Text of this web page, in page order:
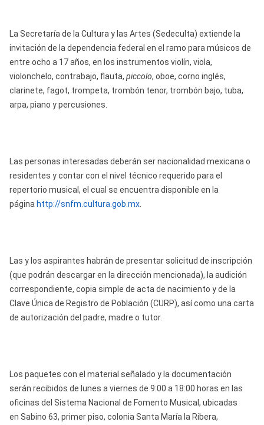
La Secretaría de la Cultura y las Artes (Sedeculta) extiende la
invitación de la dependencia federal en el ramo para músicos de
entre ocho a 17 años, en los instrumentos violín, viola,
violonchelo, contrabajo, flauta, piccolo, oboe, corno inglés,
clarinete, fagot, trompeta, trombón tenor, trombón bajo, tuba,
arpa, piano y percusiones.
Las personas interesadas deberán ser nacionalidad mexicana o
residentes y contar con el nivel técnico requerido para el
repertorio musical, el cual se encuentra disponible en la
página http://snfm.cultura.gob.mx.
Las y los aspirantes habrán de presentar solicitud de inscripción
(que podrán descargar en la dirección mencionada), la audición
correspondiente, copia simple de acta de nacimiento y de la
Clave Única de Registro de Población (CURP), así como una carta
de autorización del padre, madre o tutor.
Los paquetes con el material señalado y la documentación
serán recibidos de lunes a viernes de 9:00 a 18:00 horas en las
oficinas del Sistema Nacional de Fomento Musical, ubicadas
en Sabino 63, primer piso, colonia Santa María la Ribera,